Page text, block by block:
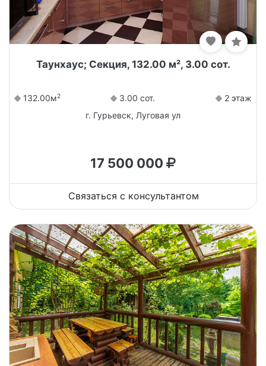
Таунхаус; Секция, 132.00 м², 3.00 сот.
132.00м2 3.00 сот.
2 этаж
г. Гурьевск, Луговая ул
17 500 000
Связаться с консультантом